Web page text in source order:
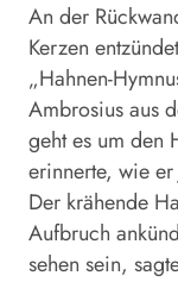
An der
Kerzen
„Hahnen-
Ambrosius aus
geht es um den
erinnerte, wie er
Der krähende
Aufbruch
sehen sein,